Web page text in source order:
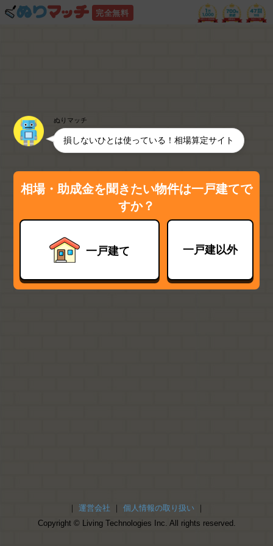
完全無料
損しないひとは使っている！相場算定サイト
ぬりマッチ
相場・助成金を聞きたい物件は一戸建てで
すか？
一戸建て 一戸建以外
運営会社 個人情報の取り扱い
Copyright © Living Technologies Inc. All rights reserved.